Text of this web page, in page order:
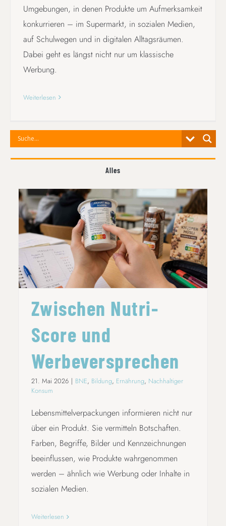
Umgebungen, in denen Produkte um Aufmerksamkeit
konkurrieren – im Supermarkt, in sozialen Medien,
auf Schulwegen und in digitalen Alltagsräumen.
Dabei geht es längst nicht nur um klassische
Werbung.
Weiterlesen
Alles
ZWISCHEN NUTRI-SCORE UND
WERBEVERSPRECHEN
Zwischen Nutri-
Score und
Werbeversprechen
21. Mai 2026 | BNE, Bildung, Ernährung, Nachhaltiger
Konsum
Lebensmittelverpackungen informieren nicht nur
über ein Produkt. Sie vermitteln Botschaften.
Farben, Begriffe, Bilder und Kennzeichnungen
beeinflussen, wie Produkte wahrgenommen
werden – ähnlich wie Werbung oder Inhalte in
sozialen Medien.
Weiterlesen